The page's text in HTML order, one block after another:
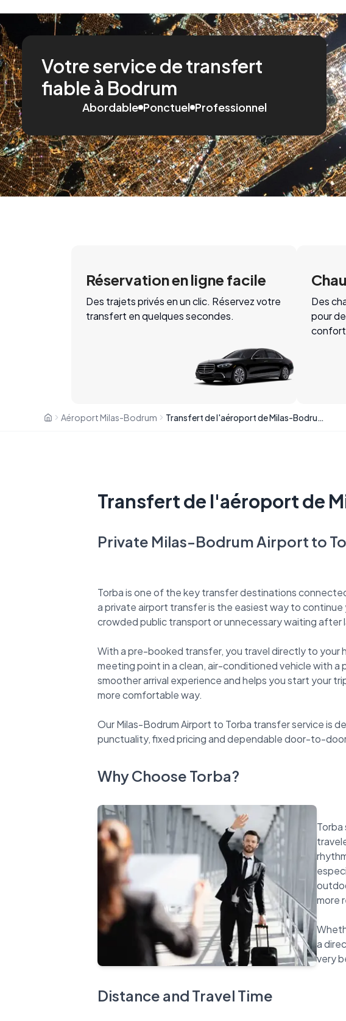
Votre service de transfert
fiable à Bodrum
Abordable Ponctuel Professionnel
Réservation en ligne facile
Des trajets privés en un clic. Réservez votre
transfert en quelques secondes.
Des
pour
Aéroport Milas-Bodrum Transfert de l'aéroport de Milas-Bodrum à Torba
Transfert de l'aéroport de
Private Milas-Bodrum Airport to
Torba is one of the key transfer destinations
a private airport transfer is the easiest way to
crowded public transport or unnecessary waiting after
With a pre-booked transfer, you travel directly to your
meeting point in a clean, air-conditioned vehicle with a
smoother arrival experience and helps you start your
more comfortable way.
Our Milas-Bodrum Airport to Torba transfer service is
Why Choose Torba?
more
a
Distance and Travel Time